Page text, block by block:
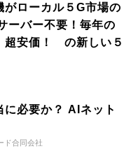
ローカル５G市場の
ーバー不要！毎年の
超安価！ の新しい５
必要か？ AIネット
ド合同会社